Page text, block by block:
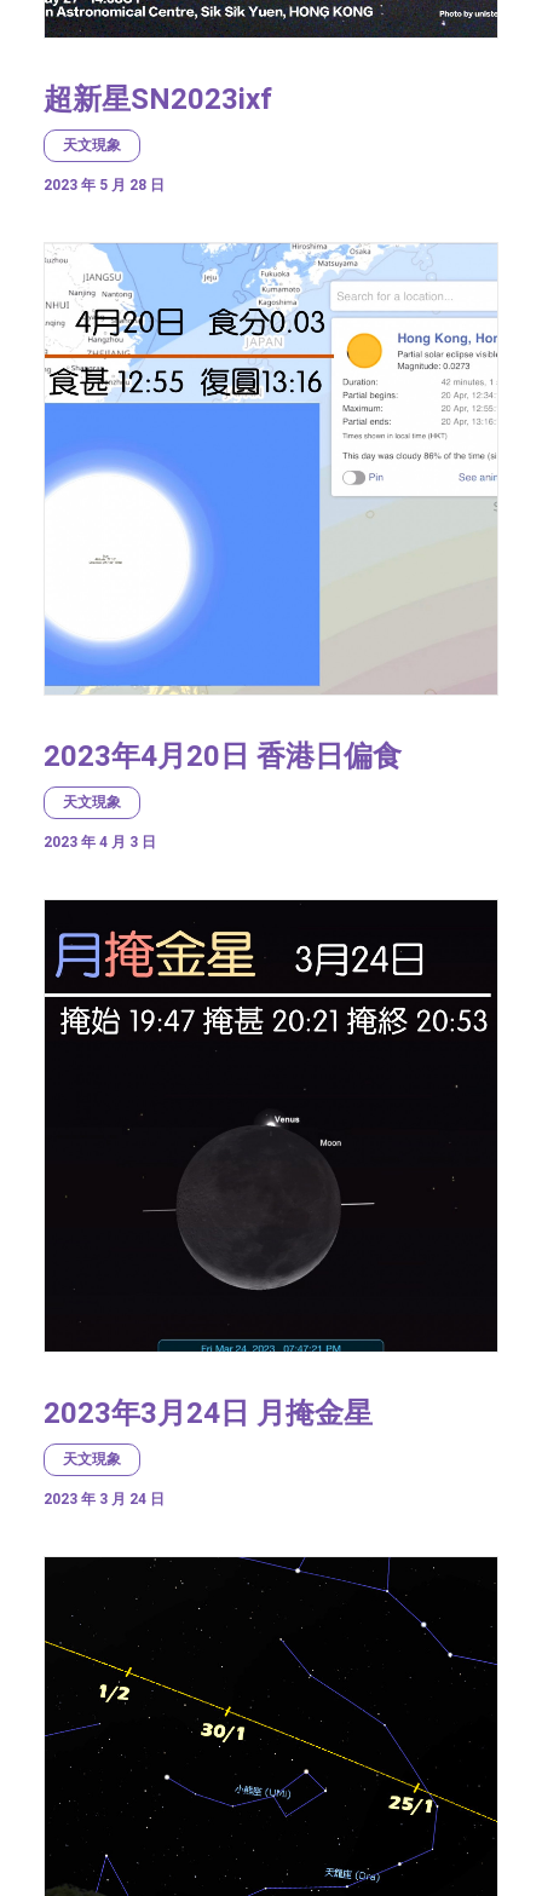
超新星SN2023ixf
天文現象
2023 年 5 月 28 日
2023年4月20日 香港日偏食
天文現象
2023 年 4 月 3 日
2023年3月24日 月掩金星
天文現象
2023 年 3 月 24 日